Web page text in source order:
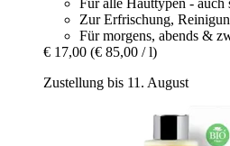
Für alle Hauttypen - auch
Zur Erfrischung,
Für morgens, abends &
€ 17,00 (€ 85,00 / l)
Zustellung bis 11. August